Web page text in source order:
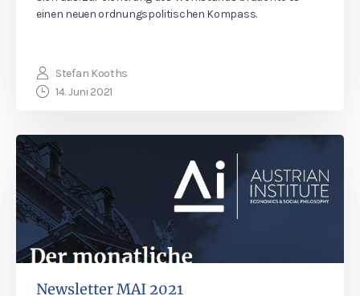
einen neuen ordnungspolitischen Kompass.
Stefan Kooths
14. Juni 2021
Newsletter MAI 2021